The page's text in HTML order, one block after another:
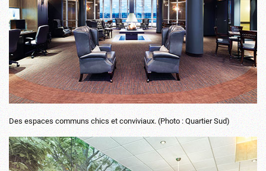
Des espaces communs chics et conviviaux. (Photo : Quartier Sud)